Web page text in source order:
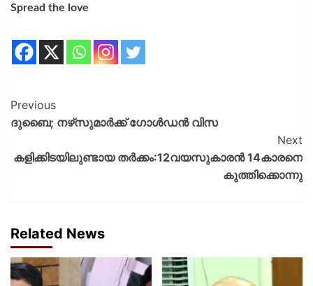
Spread the love
Previous
ദുബൈ; നഴ്‌സുമാർക്ക് ഗോൾഡൻ വിസ
Next
കളിക്കിടയിലുണ്ടായ തർക്കം:12വയസുകാരൻ 14കാരനെ
കുത്തിക്കൊന്നു
Related News